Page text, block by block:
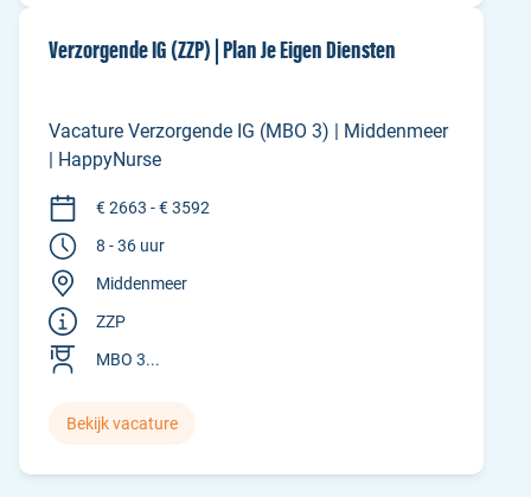
Verzorgende IG (ZZP) | Plan Je Eigen Diensten
Vacature Verzorgende IG (MBO 3) | Middenmeer
| HappyNurse
€ 2663 - € 3592
8 - 36 uur
Middenmeer
ZZP
MBO 3...
Bekijk vacature